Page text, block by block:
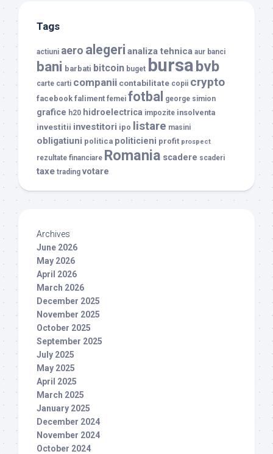
Tags
actiuni aero alegeri analiza tehnica aur banci
bani barbati bitcoin buget bursabvb
carte carti companii contabilitate copii crypto
facebook faliment femei fotbal george simion
grafice h20 hidroelectrica impozite insolventa
investitii investitori ipo listare masini
obligatiuni politica politicieni profit prospect
rezultate financiare Romania scadere scaderi
taxe trading votare
Archives
June 2026
May 2026
April 2026
March 2026
December 2025
November 2025
October 2025
September 2025
July 2025
May 2025
April 2025
March 2025
January 2025
December 2024
November 2024
October 2024